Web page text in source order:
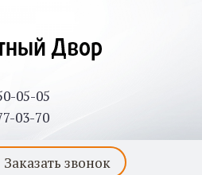
05-05
03-70
Заказать звонок